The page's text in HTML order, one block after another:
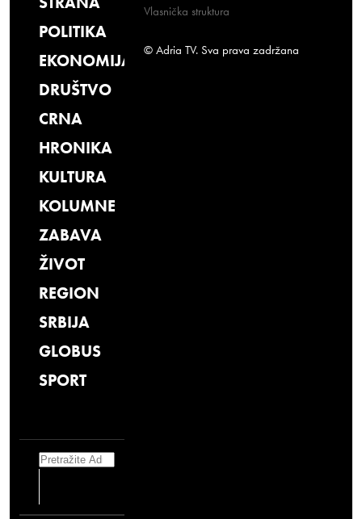
POLITIKA
EKONOMIJA
DRUŠTVO
CRNA
HRONIKA
KULTURA
KOLUMNE
ZABAVA
ŽIVOT
REGION
SRBIJA
GLOBUS
SPORT
Search
Vlasnička struktura
© Adria TV. Sva prava zadržana